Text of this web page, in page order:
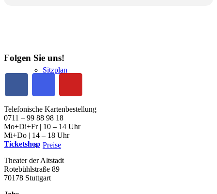
Sitzplan
Preise
Folgen Sie uns!
Telefonische Kartenbestellung
0711 – 99 88 98 18
Mo+Di+Fr | 10 – 14 Uhr
Mi+Do | 14 – 18 Uhr
Ticketshop
Theater der Altstadt
Rotebühlstraße 89
70178 Stuttgart